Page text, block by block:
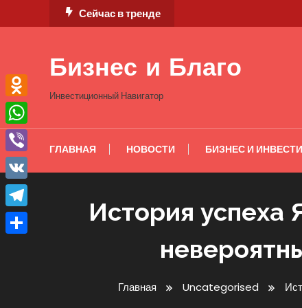
к
Сейчас в тренде
Бизнес и Благо
Инвестиционный Навигатор
ГЛАВНАЯ НОВОСТИ БИЗНЕС И
История успеха
Главная Uncategorised
Odnoklassniki
WhatsApp
Viber
VK
Telegram